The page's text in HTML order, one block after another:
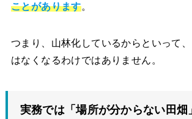
ことがあります。
つまり、山林化しているからといって
はなくなるわけではありません。
実務では「場所が分からない田畑